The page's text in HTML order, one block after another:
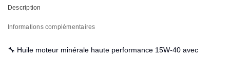
Description
Informations complémentaires
🔧 Huile moteur minérale haute performance 15W-40 avec